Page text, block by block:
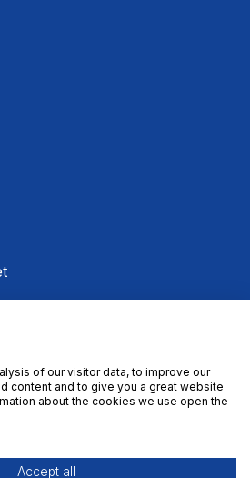
of our visitor data, to improve our
content and to give you a great website
about the cookies we use open the
Accept all